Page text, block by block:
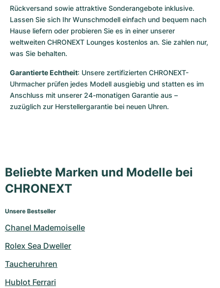
Rückversand sowie attraktive Sonderangebote inklusive.
Lassen Sie sich Ihr Wunschmodell einfach und bequem nach
Hause liefern oder probieren Sie es in einer unserer
weltweiten CHRONEXT Lounges kostenlos an. Sie zahlen nur,
was Sie behalten.
Garantierte Echtheit: Unsere zertifizierten CHRONEXT-
Uhrmacher prüfen jedes Modell ausgiebig und statten es im
Anschluss mit unserer 24-monatigen Garantie aus –
zuzüglich zur Herstellergarantie bei neuen Uhren.
Beliebte Marken und Modelle bei
CHRONEXT
Unsere Bestseller
Chanel Mademoiselle
Rolex Sea Dweller
Taucheruhren
Hublot Ferrari